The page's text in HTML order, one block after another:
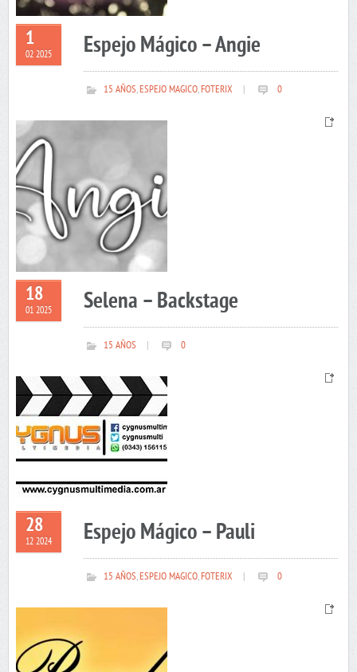
1
02 2025 Espejo Mágico – Angie
15 AÑOS,ESPEJO MAGICO,FOTERIX 0
18
01 2025 Selena – Backstage
15 AÑOS 0
28
12 2024 Espejo Mágico – Pauli
15 AÑOS,ESPEJO MAGICO,FOTERIX 0